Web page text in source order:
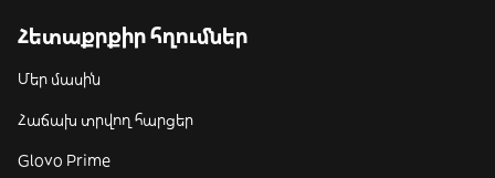
Հետաքրքիր հղումներ
Մեր մասին
Հաճախ տրվող հարցեր
Glovo Prime